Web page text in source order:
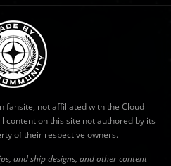
fansite, not affiliated with the Cloud
content on this site not authored by its
of their respective owners.
and ship designs, and other content